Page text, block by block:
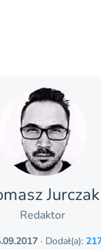
Jurczak
Redaktor
· Dodał(a):